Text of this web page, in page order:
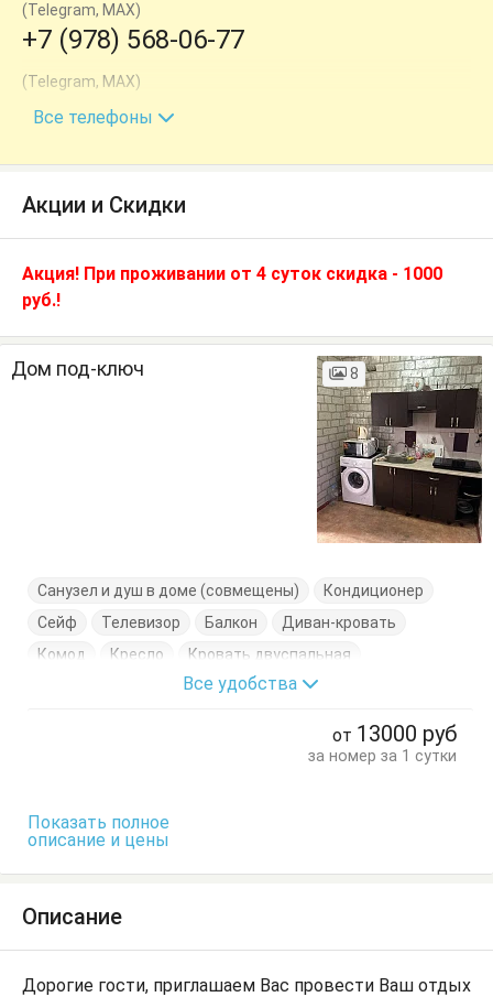
(Telegram, MAX)
+7 (978) 568-06-77
(Telegram, MAX)
+7 (978) 755-07-11
Все телефоны
Акции и Скидки
Акция! При проживании от 4 суток скидка - 1000
руб.!
Дом под-ключ 8
Санузел и душ в доме (совмещены)
Кондиционер
Сейф
Телевизор Балкон
Диван-кровать
Комод
Кресло
Кровать двуспальная
Кровать односпальная
Шкаф
Все удобства
от 13000 руб
за номер за 1 сутки
Показать полное
описание и цены
Описание
Дорогие гости, приглашаем Вас провести Ваш отдых